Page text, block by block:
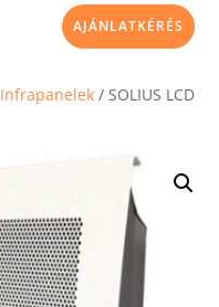
AJÁNLATKÉRÉS
Infrapanelek / SOLIUS LCD